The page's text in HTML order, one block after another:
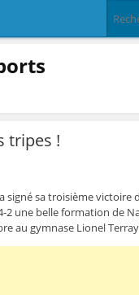
tripes !
signé sa troisième victoire
2 une belle formation de
au gymnase Lionel